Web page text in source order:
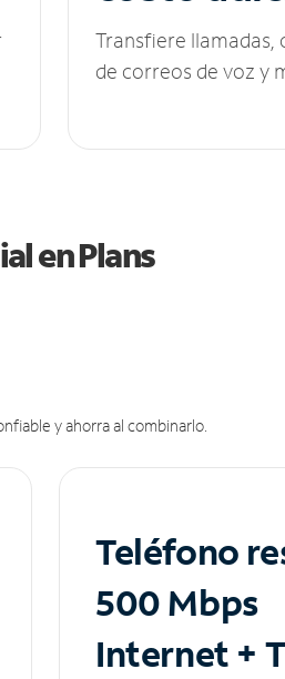
Transfiere
de correos de voz y
en Plans
y ahorra al combinarlo.
Teléfono
500 Mbps
Internet +